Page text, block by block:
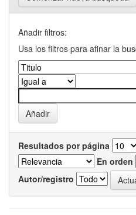
Añadir filtros:
Usa los filtros para afinar la
Resultados por página
En orden
Autor/registro